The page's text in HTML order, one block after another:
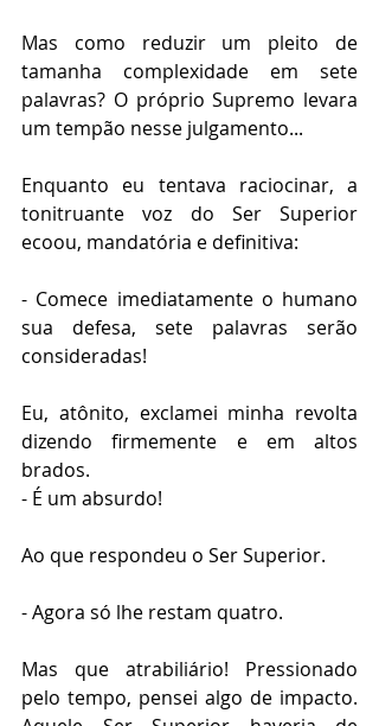
Mas como reduzir um pleito de
tamanha complexidade em sete
palavras? O próprio Supremo levara
um tempão nesse julgamento...
Enquanto eu tentava raciocinar, a
tonitruante voz do Ser Superior
ecoou, mandatória e definitiva:
- Comece imediatamente o humano
sua defesa, sete palavras serão
consideradas!
Eu, atônito, exclamei minha revolta
dizendo firmemente e em altos
brados.
- É um absurdo!
Ao que respondeu o Ser Superior.
- Agora só lhe restam quatro.
Mas que atrabiliário! Pressionado
pelo tempo, pensei algo de impacto.